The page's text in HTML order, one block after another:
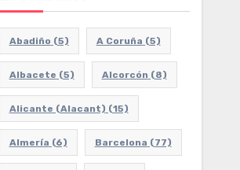
Abadiño (5) A Coruña (5)
Albacete (5) Alcorcón (8)
Alicante (Alacant) (15)
Almería (6) Barcelona (77)